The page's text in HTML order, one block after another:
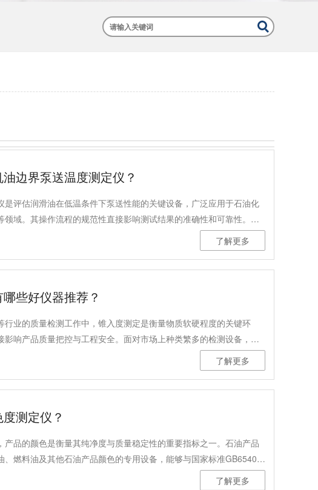
边界泵送温度测定仪？
是评估润滑油在低温条件下泵送性能的关键设备，广泛应用于石油化
领域。其操作流程的规范性直接影响测试结果的准确性和可靠性。本
作步骤、注意事项，并介绍其技术特点、适用标准及行业应用，帮助
了解更多
些好仪器推荐？
行业的质量检测工作中，锥入度测定是衡量物质软硬程度的关键环
影响产品质量把控与工程安全。面对市场上种类繁多的检测设备，选
靠且适配多场景的自动锥入度测定仪，成为众多企业及科研机构的核
款经过市场验证的高性价比设备——得利特A3030自动锥入度测定
了解更多
测定仪？
产品的颜色是衡量其纯净度与质量稳定性的重要指标之一。石油产品
、燃料油及其他石油产品颜色的专用设备，能够与国家标准GB6540的
速、准确地判断样品质量。以下将详细介绍仪器的操作步骤，并对其
了解更多